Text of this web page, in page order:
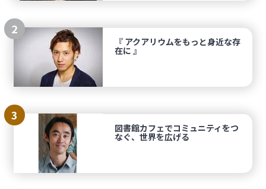
2
『 アクアリウムをもっと身近な存
在に 』
3
図書館カフェでコミュニティをつ
なぐ、世界を広げる